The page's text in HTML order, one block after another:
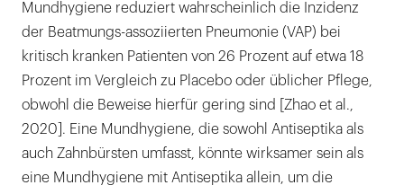
Mundhygiene reduziert wahrscheinlich die Inzidenz
der Beatmungs-assoziierten Pneumonie (VAP) bei
kritisch kranken Patienten von 26 Prozent auf etwa 18
Prozent im Vergleich zu Placebo oder üblicher Pflege,
obwohl die Beweise hierfür gering sind [Zhao et al.,
2020]. Eine Mundhygiene, die sowohl Antiseptika als
auch Zahnbürsten umfasst, könnte wirksamer sein als
eine Mundhygiene mit Antiseptika allein, um die